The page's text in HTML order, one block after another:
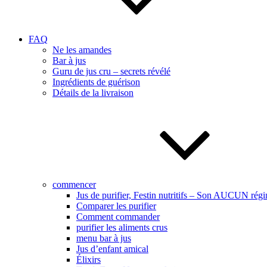
FAQ
Ne les amandes
Bar à jus
Guru de jus cru – secrets révélé
Ingrédients de guérison
Détails de la livraison
commencer
Jus de purifier, Festin nutritifs – Son AUCUN
Comparer les purifier
Comment commander
purifier les aliments crus
menu bar à jus
Jus d’enfant amical
Élixirs